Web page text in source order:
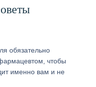
обязательно
чтобы
именно вам и не